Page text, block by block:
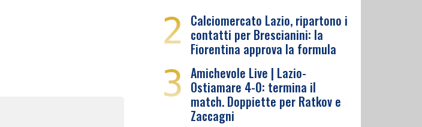
2 Calciomercato Lazio, ripartono i
contatti per Brescianini: la
Fiorentina approva la formula
3 Amichevole Live | Lazio-
Ostiamare 4-0: termina il
match. Doppiette per Ratkov e
Zaccagni